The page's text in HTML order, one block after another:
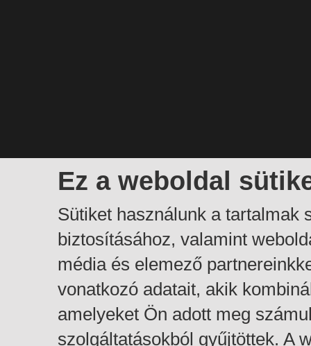
Ez a weboldal
Sütiket használunk a tartalmak
biztosításához, valamint
média és elemező
vonatkozó adatait, akik
amelyeket Ön adott meg
szolgáltatásokból gyűjtöttek. A